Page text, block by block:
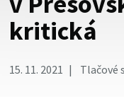
cez zabezpečenú
vždy začína https://
kritická
15. 11. 2021 Tlačové